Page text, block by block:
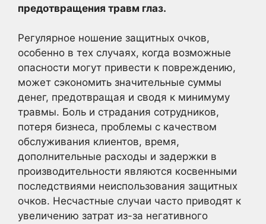
предотвращения травм глаз.
Регулярное ношение защитных очков,
особенно в тех случаях, когда возможные
опасности могут привести к повреждению,
может сэкономить значительные суммы
денег, предотвращая и сводя к минимуму
травмы. Боль и страдания сотрудников,
потеря бизнеса, проблемы с качеством
обслуживания клиентов, время,
дополнительные расходы и задержки в
производительности являются косвенными
последствиями неиспользования защитных
очков. Несчастные случаи часто приводят к
увеличению затрат из-за негативного